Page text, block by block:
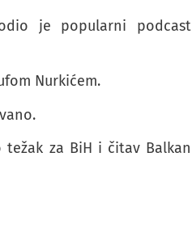
je popularni podcast
Nurkićem.
za BiH i čitav Balkan